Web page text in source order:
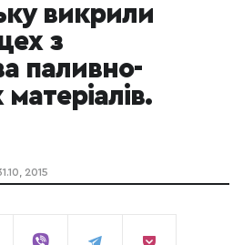
викрили
з
паливно-
2015